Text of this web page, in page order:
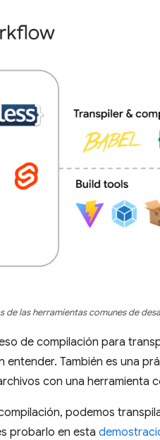
de las herramientas comunes de
de compilación para
También es una
con una herramienta
podemos
probarlo en esta